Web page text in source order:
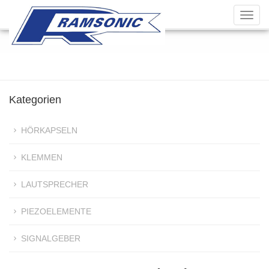
Kategorien
HÖRKAPSELN
KLEMMEN
LAUTSPRECHER
PIEZOELEMENTE
SIGNALGEBER